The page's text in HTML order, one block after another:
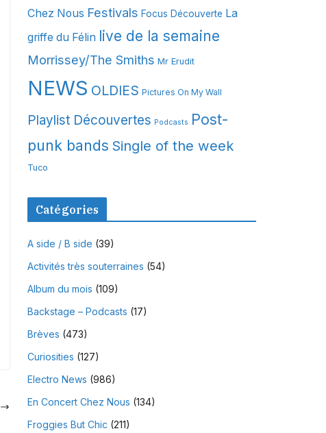
s
Chez Nous Festivals Focus Découverte La
griffe du Félin live de la semaine
Morrissey/The Smiths Mr Erudit
NEWS OLDIES Pictures On My Wall
Playlist Découvertes Podcasts Post-
punk bands Single of the week
Tuco
Catégories
A side / B side (39)
Activités très souterraines (54)
Album du mois (109)
Backstage – Podcasts (17)
Brèves (473)
Curiosities (127)
Electro News (986)
En Concert Chez Nous (134)
Froggies But Chic (211)